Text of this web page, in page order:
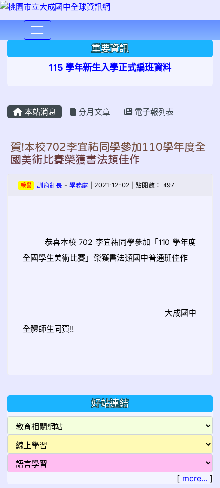
重要資訊
115 學年新生入學正式編班資料
本站消息 分月文章 電子報列表
賀!本校702李宜祐同學參加110學年度全
國美術比賽榮獲書法類佳作
榮譽 訓育組長- 學務處 | 2021-12-02 | 點閱數： 497
恭喜本校 702 李宜祐同學參加「110 學年度
全國學生美術比賽」榮獲書法類國中普通班佳作
大成國中
全體師生同賀!!
好站連結
[ more... ]